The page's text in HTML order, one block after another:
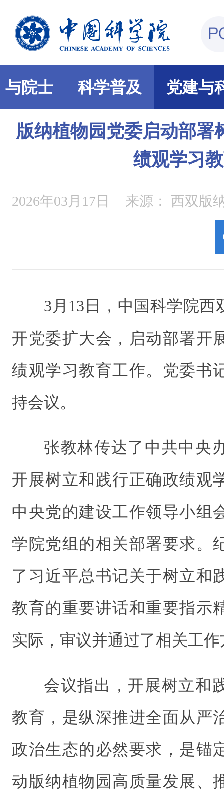
与院士 科学普及 党建与
版纳植物园党委启动部署
绩观学习
2026年03月17日 来源： 西双版
3月13日，中国科学院西
开党委扩大会，启动部署开
绩观学习教育工作。党委书
持会议。
张教林传达了中共中央
开展树立和践行正确政绩观
中央党的建设工作领导小组
学院党组的相关部署要求。
了习近平总书记关于树立和
教育的重要讲话和重要指示
实际，审议并通过了相关工
会议指出，开展树立和
教育，是纵深推进全面从严
政治生态的必然要求，是锚
动版纳植物园高质量发展、